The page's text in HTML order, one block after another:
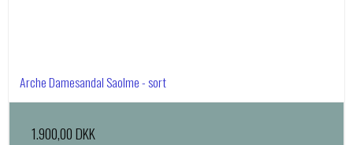
Arche Damesandal Saolme - sort
1.900,00 DKK